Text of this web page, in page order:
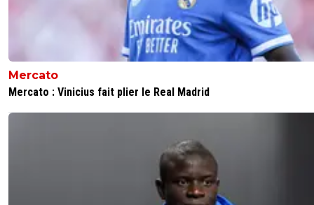
Mercato
Mercato : Vinicius fait plier le Real Madrid